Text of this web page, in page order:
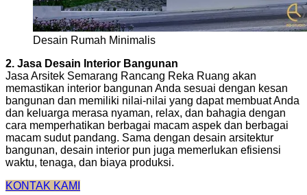
Desain Rumah Minimalis
2. Jasa Desain Interior Bangunan
Jasa Arsitek Semarang Rancang Reka Ruang akan
memastikan interior bangunan Anda sesuai dengan kesan
bangunan dan memiliki nilai-nilai yang dapat membuat Anda
dan keluarga merasa nyaman, relax, dan bahagia dengan
cara memperhatikan berbagai macam aspek dan berbagai
macam sudut pandang. Sama dengan desain arsitektur
bangunan, desain interior pun juga memerlukan efisiensi
waktu, tenaga, dan biaya produksi.
KONTAK KAMI